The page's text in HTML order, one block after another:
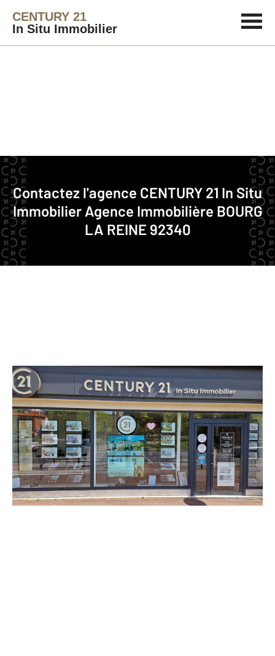
CENTURY 21
In Situ Immobilier
Contactez l'agence CENTURY 21 In Situ
ImmobilierAgence Immobilière BOURG
LA REINE 92340
Agence immobilière
Notre agence à BOURG LA REINE
CENTURY 21 In Situ Immobilier
141 Avenue du Général Leclerc
BOURG LA REINE - 92340
Envoyer un message
Téléphoner à l'agence